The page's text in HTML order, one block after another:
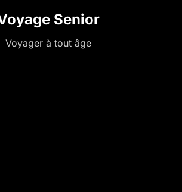
Senior
Voyager à tout âge